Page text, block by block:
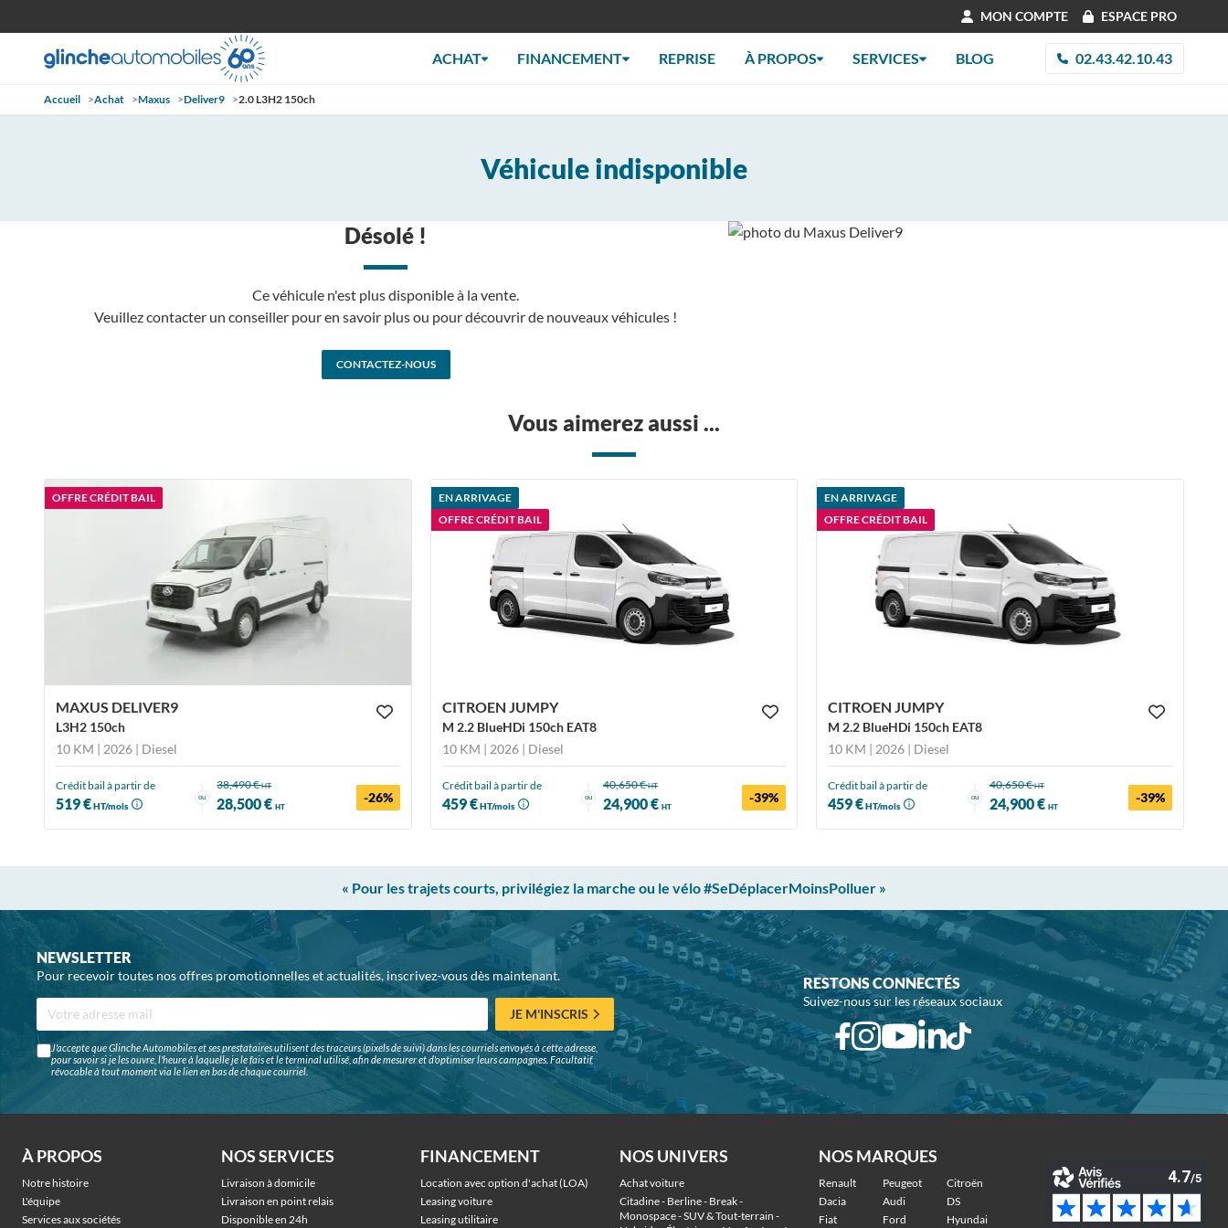
MON COMPTE ESPACE PRO
ACHAT FINANCEMENT REPRISE À PROPOS SERVICES BLOG 02.43.42.10.43
Accueil >Achat >Maxus >Deliver9 >2.0 L3H2 150ch
Véhicule indisponible
Désolé !
Ce véhicule n'est plus disponible à la vente.
Veuillez contacter un conseiller pour en savoir plus ou pour découvrir de nouveaux véhicules !
CONTACTEZ-NOUS
Vous aimerez aussi ...
OFFRE CRÉDIT BAIL
MAXUS DELIVER9
L3H2 150ch
10 KM | 2026 | Diesel
Crédit bail à partir de
519 €HT/mois
ou
38,490 €HT
28,500 €HT
-26%
EN ARRIVAGE
OFFRE CRÉDIT BAIL
CITROEN JUMPY
M 2.2 BlueHDi 150ch EAT8
10 KM | 2026 | Diesel
Crédit bail à partir de
459 €HT/mois
ou
40,650 €HT
24,900 € HT
-39%
EN ARRIVAGE
OFFRE CRÉDIT BAIL
CITROEN JUMPY
M 2.2 BlueHDi 150ch EAT8
10 KM | 2026 | Diesel
Crédit bail à partir de
459 €HT/mois
ou
40,650 €HT
24,900 € HT
-39%
« Pour les trajets courts, privilégiez la marche ou le vélo #SeDéplacerMoinsPolluer »
NEWSLETTER
Pour recevoir toutes nos offres promotionnelles et actualités, inscrivez-vous dès maintenant.
JE M'INSCRIS
J'accepte que Glinche Automobiles et ses prestataires utilisent des traceurs (pixels de suivi) dans les courriels envoyés à cette adresse,
pour savoir si je les ouvre, l'heure à laquelle je le fais et le terminal utilisé, afin de mesurer et d'optimiser leurs campagnes. Facultatif,
révocable à tout moment via le lien en bas de chaque courriel.
RESTONS CONNECTÉS
Suivez-nous sur les réseaux sociaux
À PROPOS
Notre histoire
L'équipe
Services aux sociétés
NOS SERVICES
Livraison à domicile
Livraison en point relais
Disponible en 24h
FINANCEMENT
Location avec option d'achat (LOA)
Leasing voiture
Leasing utilitaire
NOS UNIVERS
Achat voiture
Citadine - Berline - Break -
Monospace - SUV & Tout-terrain -
NOS MARQUES
Renault Peugeot
Citroën
Dacia
Audi
DS
Fiat
Ford Hyundai